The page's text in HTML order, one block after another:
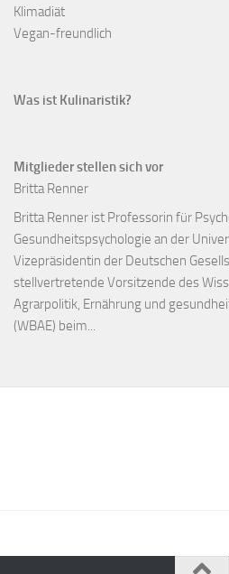
Klimadiät
Vegan-freundlich
Was ist Kulinaristik?
Mitglieder stellen sich vor
Britta Renner
Britta Renner ist Professorin für
Gesundheitspsychologie an der
Vizepräsidentin der Deutschen
stellvertretende Vorsitzende des
Agrarpolitik, Ernährung und
(WBAE) beim...